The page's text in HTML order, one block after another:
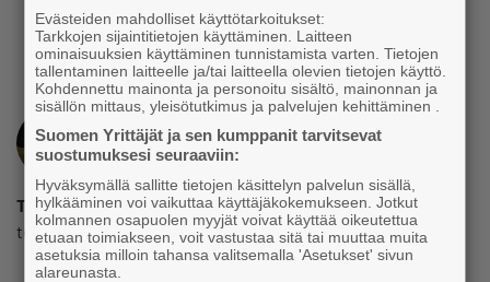
Toimitus
toimitus@yrittajat.fi
Evästeiden mahdolliset käyttötarkoitukset:
Tarkkojen sijaintitietojen käyttäminen. Laitteen
ominaisuuksien käyttäminen tunnistamista varten. Tietojen
tallentaminen laitteelle ja/tai laitteella olevien tietojen käyttö.
Kohdennettu mainonta ja personoitu sisältö, mainonnan ja
sisällön mittaus, yleisötutkimus ja palvelujen kehittäminen .
Suomen Yrittäjät ja sen kumppanit tarvitsevat
suostumuksesi seuraaviin:
Hyväksymällä sallitte tietojen käsittelyn palvelun sisällä,
hylkääminen voi vaikuttaa käyttäjäkokemukseen. Jotkut
kolmannen osapuolen myyjät voivat käyttää oikeutettua
etuaan toimiakseen, voit vastustaa sitä tai muuttaa muita
asetuksia milloin tahansa valitsemalla 'Asetukset' sivun
alareunasta.